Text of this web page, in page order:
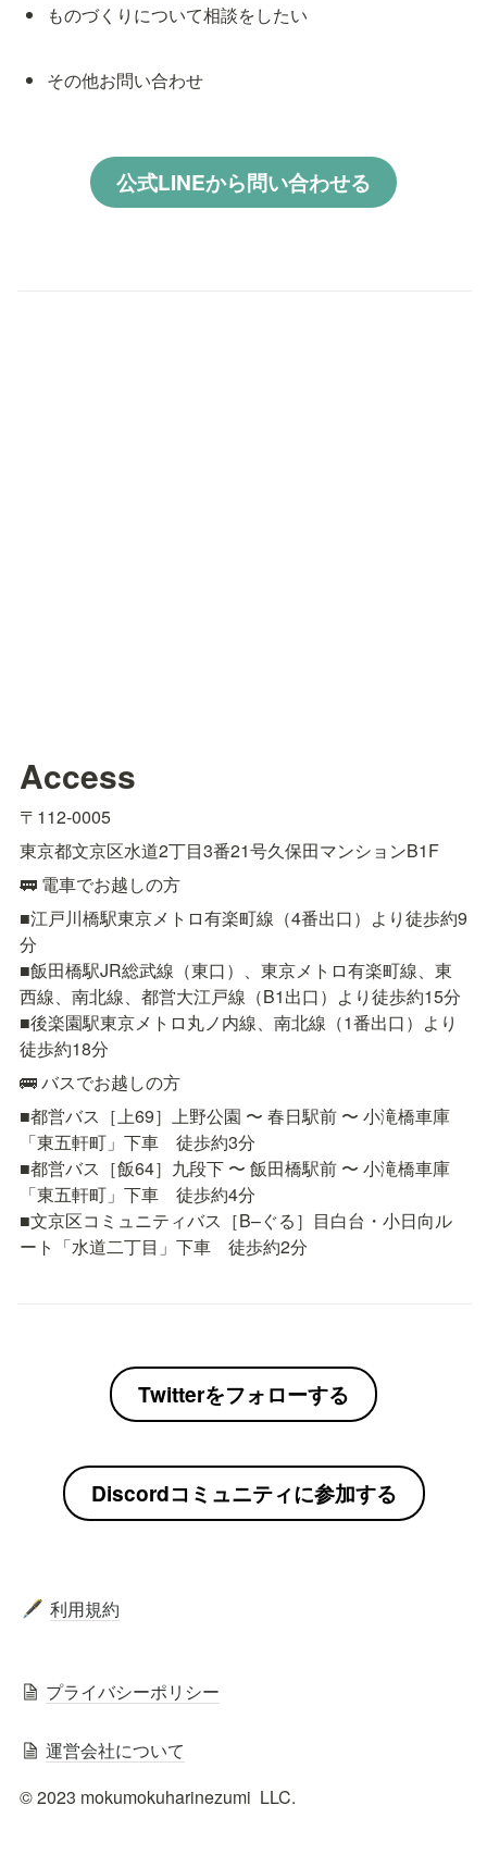
ものづくりについて相談をしたい
その他お問い合わせ
公式LINEから問い合わせる
Access
〒112-0005
東京都文京区水道2丁目3番21号久保田マンションB1F
🚃 電車でお越しの方
■江戸川橋駅東京メトロ有楽町線（4番出口）より徒歩約9
分
■飯田橋駅JR総武線（東口）、東京メトロ有楽町線、東
西線、南北線、都営大江戸線（B1出口）より徒歩約15分
■後楽園駅東京メトロ丸ノ内線、南北線（1番出口）より
徒歩約18分
🚌 バスでお越しの方
■都営バス［上69］上野公園 〜 春日駅前 〜 小滝橋車庫
「東五軒町」下車　徒歩約3分
■都営バス［飯64］九段下 〜 飯田橋駅前 〜 小滝橋車庫
「東五軒町」下車　徒歩約4分
■文京区コミュニティバス［B–ぐる］目白台・小日向ル
ート「水道二丁目」下車　徒歩約2分
Twitterをフォローする
Discordコミュニティに参加する
🖋️ 利用規約
プライバシーポリシー
運営会社について
© 2023 mokumokuharinezumi  LLC.